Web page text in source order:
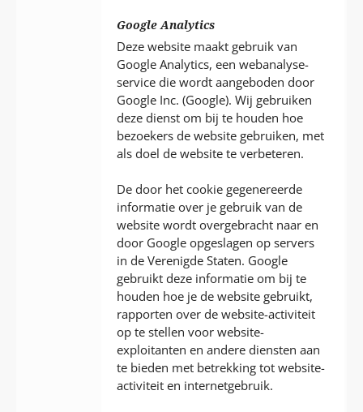
Google Analytics
Deze website maakt gebruik van
Google Analytics, een webanalyse-
service die wordt aangeboden door
Google Inc. (Google). Wij gebruiken
deze dienst om bij te houden hoe
bezoekers de website gebruiken, met
als doel de website te verbeteren.
De door het cookie gegenereerde
informatie over je gebruik van de
website wordt overgebracht naar en
door Google opgeslagen op servers
in de Verenigde Staten. Google
gebruikt deze informatie om bij te
houden hoe je de website gebruikt,
rapporten over de website-activiteit
op te stellen voor website-
exploitanten en andere diensten aan
te bieden met betrekking tot website-
activiteit en internetgebruik.